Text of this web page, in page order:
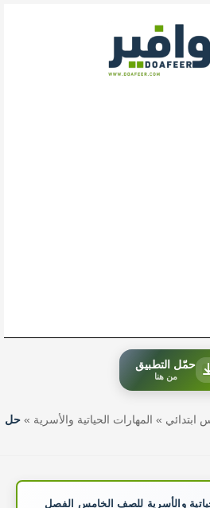
حمّل التطبيق
من هنا
ابتدائي » المهارات الحياتية والأسرية » حل
والأسرية للصف الخامس الفصل